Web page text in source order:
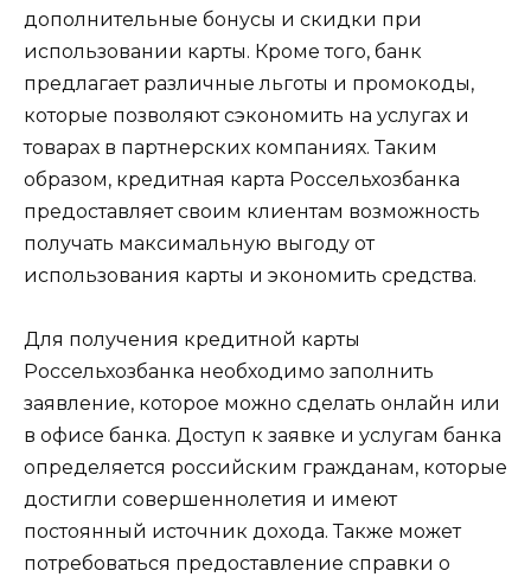
дополнительные бонусы и скидки при
использовании карты. Кроме того, банк
предлагает различные льготы и промокоды,
которые позволяют сэкономить на услугах и
товарах в партнерских компаниях. Таким
образом, кредитная карта Россельхозбанка
предоставляет своим клиентам возможность
получать максимальную выгоду от
использования карты и экономить средства.
Для получения кредитной карты
Россельхозбанка необходимо заполнить
заявление, которое можно сделать онлайн или
в офисе банка. Доступ к заявке и услугам банка
определяется российским гражданам, которые
достигли совершеннолетия и имеют
постоянный источник дохода. Также может
потребоваться предоставление справки о